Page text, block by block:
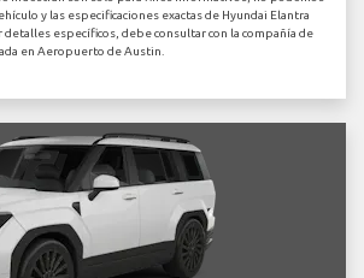
y las especificaciones exactas de Hyundai Elantra
específicos, debe consultar con la compañía de
en Aeropuerto de Austin.